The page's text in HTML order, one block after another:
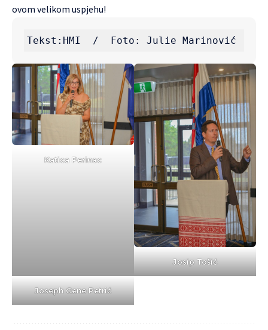
ovom velikom uspjehu!
Tekst:HMI  /  Foto: Julie Marinović
Katica Perinac
Josip Tošić
Joseph Gene Petrić